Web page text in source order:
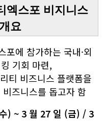
엑스포 비지니스
요
에 참가하는 국내·외
기회 마련,
티 비즈니스 플랫폼을
즈니스를 돕고자 함
) ~ 3 월 27 일 (금) / 3